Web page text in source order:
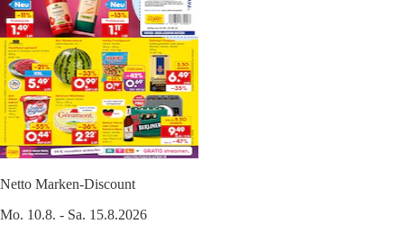
Netto Marken-Discount
Mo. 10.8. - Sa. 15.8.2026